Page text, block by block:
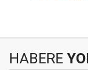
HABERE